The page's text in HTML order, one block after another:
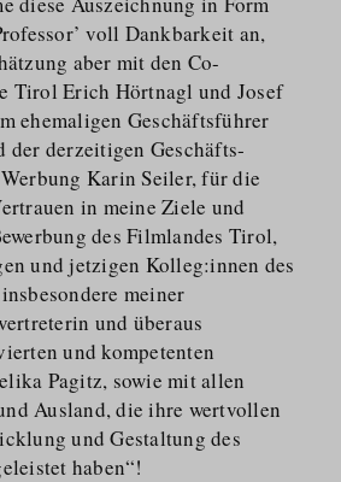
voll Dankbarkeit an,
aber mit den Co-
Tirol Erich Hörtnagl und Josef
ehemaligen Geschäftsführer
der derzeitigen Geschäfts­
Karin Seiler, für die
in meine Ziele und
des Filmlandes Tirol,
und jetzigen Kolleg:innen des
meiner
und überaus
und kompetenten
Pagitz, sowie mit allen
Ausland, die ihre wertvollen
und Gestaltung des
haben“!